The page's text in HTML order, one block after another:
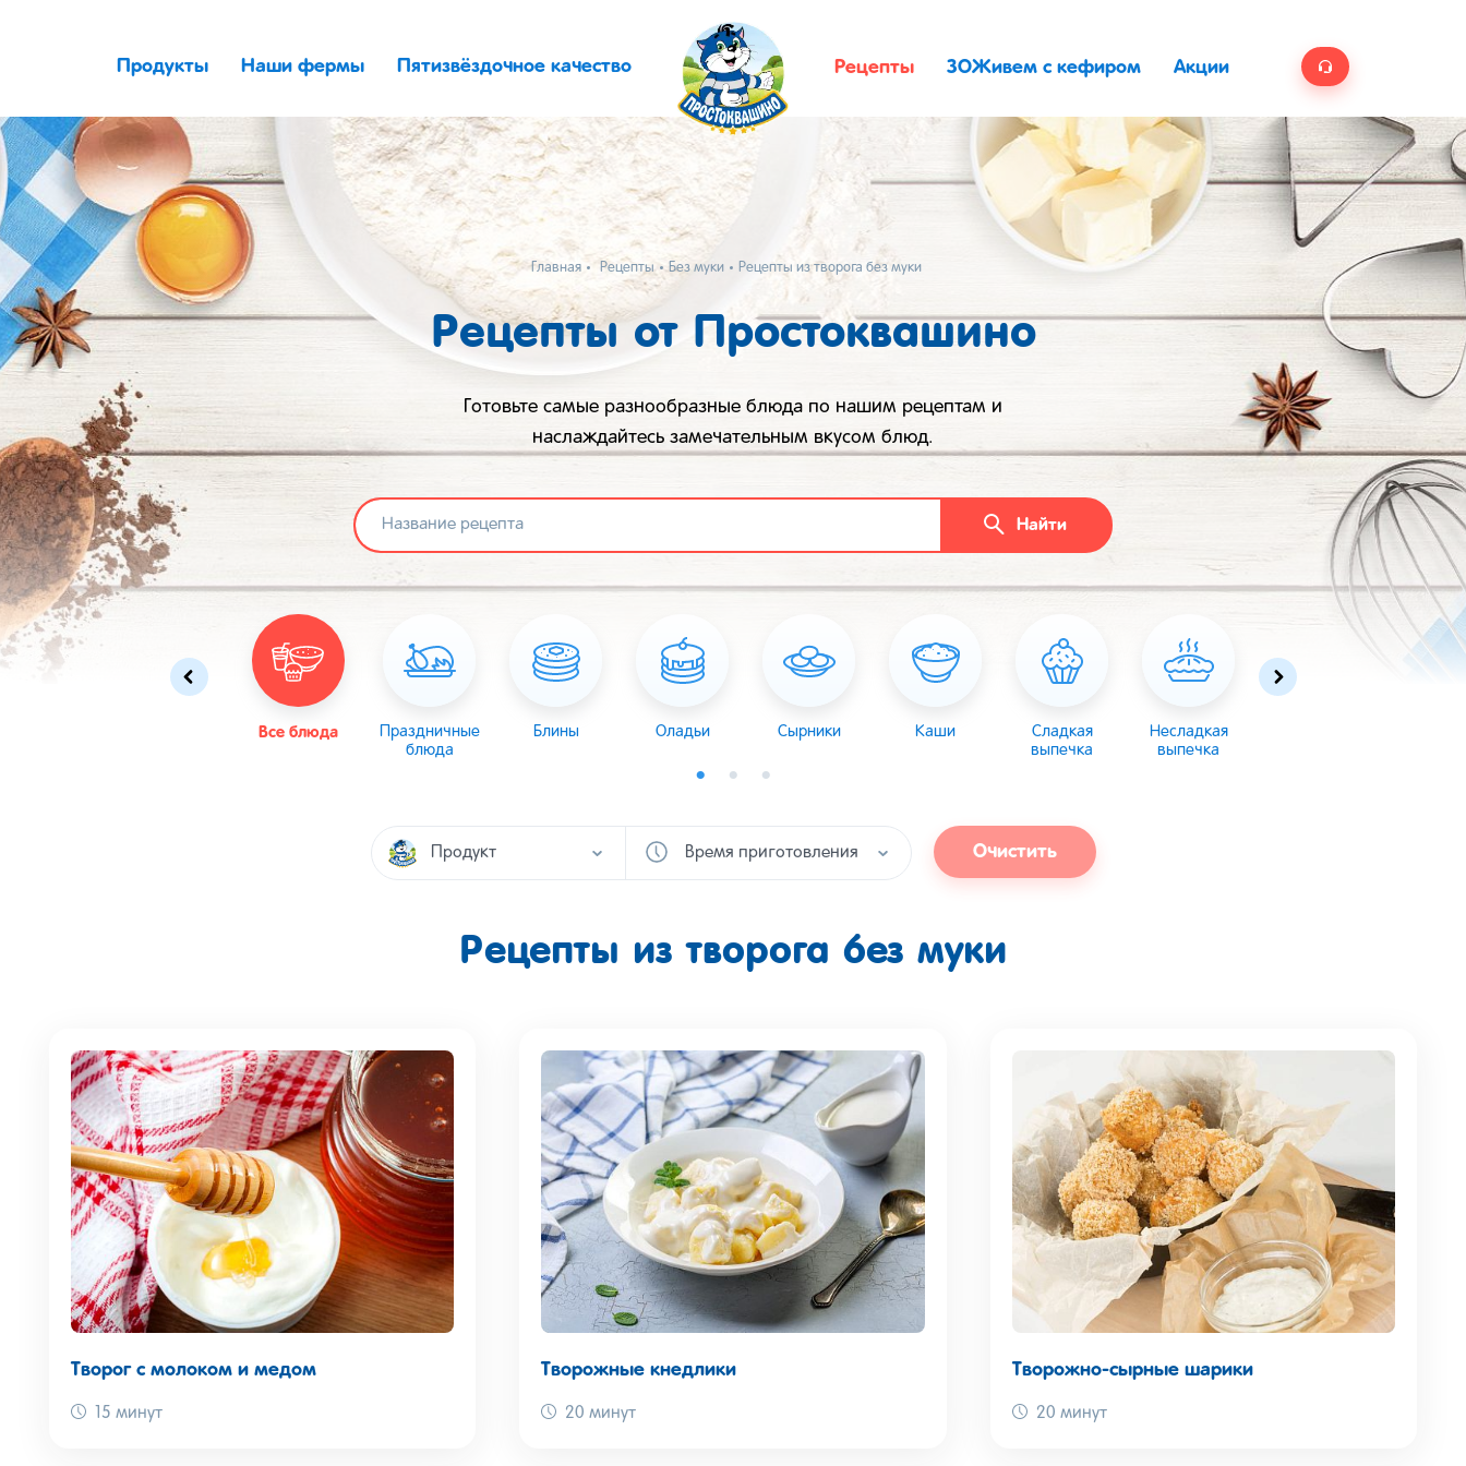
Продукты Наши фермы Пятизвёздочное качество Рецепты ЗОЖивем с кефиром Акции
Главная Рецепты Без муки Рецепты из творога без муки
Рецепты от Простоквашино
Готовьте самые разнообразные блюда по нашим рецептам и
наслаждайтесь замечательным вкусом блюд.
Найти
Все блюда
Пасха
Праздничные
блюда
Блины Оладьи Сырники Каши
Сладкая
выпечка
Несладкая
выпечка
Продукт Время приготовления Очистить
Рецепты из творога без муки
Творог с молоком и медом
15 минут
Творожные кнедлики
20 минут
Творожно-сырные шарики
20 минут